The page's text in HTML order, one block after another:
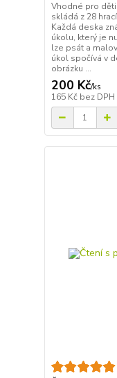
Vhodné pro
skládá z 28
Každá deska
úkolu, který je
lze psát a
úkol spočívá v
obrázku ...
200 Kč/ks
165 Kč bez DPH